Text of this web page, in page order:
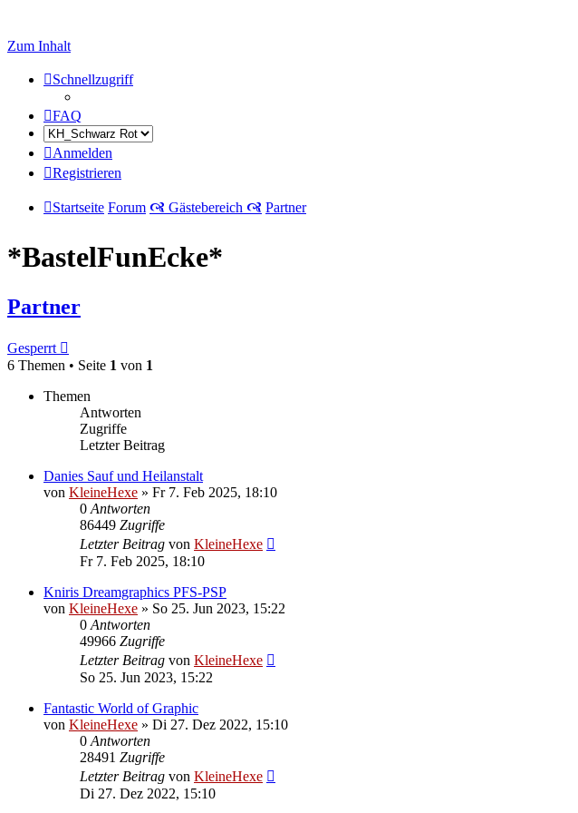
Zum Inhalt
Schnellzugriff
FAQ
Anmelden
Registrieren
Startseite Forum 🙧 Gästebereich 🙧 Partner
*BastelFunEcke*
Partner
Gesperrt
6 Themen • Seite 1 von 1
Themen
Antworten
Zugriffe
Letzter Beitrag
Danies Sauf und Heilanstalt
von KleineHexe » Fr 7. Feb 2025, 18:10
0 Antworten
86449 Zugriffe
Letzter Beitrag von KleineHexe
Fr 7. Feb 2025, 18:10
Kniris Dreamgraphics PFS-PSP
von KleineHexe » So 25. Jun 2023, 15:22
0 Antworten
49966 Zugriffe
Letzter Beitrag von KleineHexe
So 25. Jun 2023, 15:22
Fantastic World of Graphic
von KleineHexe » Di 27. Dez 2022, 15:10
0 Antworten
28491 Zugriffe
Letzter Beitrag von KleineHexe
Di 27. Dez 2022, 15:10